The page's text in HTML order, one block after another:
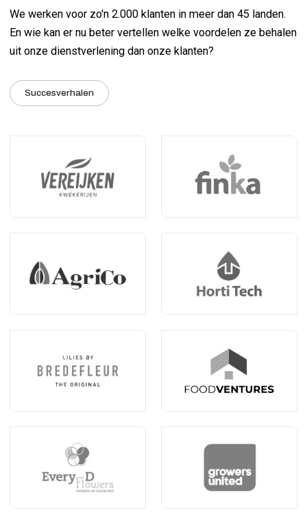
We werken voor zo'n 2.000 klanten in meer dan 45 landen.
En wie kan er nu beter vertellen welke voordelen ze behalen
uit onze dienstverlening dan onze klanten?
Succesverhalen